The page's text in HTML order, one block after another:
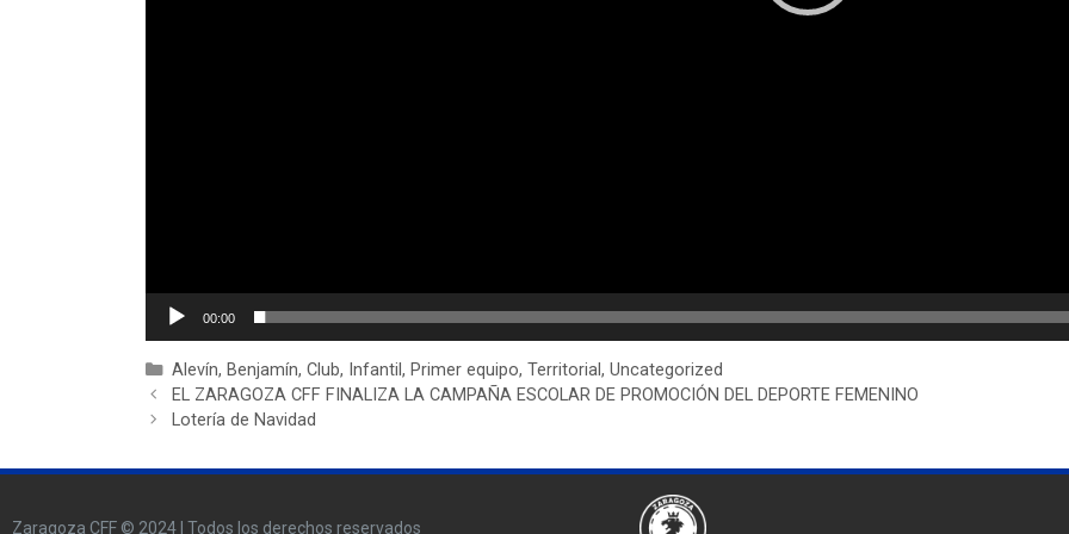
00:00
Alevín, Benjamín, Club, Infantil , Primer equipo, Territorial, Uncategorized
EL ZARAGOZA CFF FINALIZA LA CAMPAÑA ESCOLAR DE PROMOCIÓN DEL DEPORTE FEMENINO
Lotería de Navidad
Zaragoza CFF © 2024 | Todos los derechos reservados